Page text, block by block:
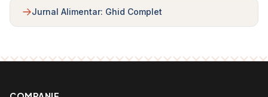
Jurnal Alimentar: Ghid Complet